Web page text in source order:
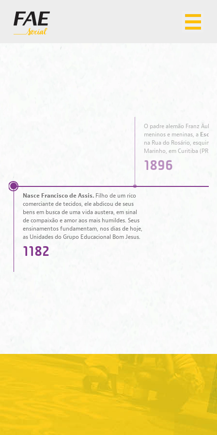
O padre alemão Franz
meninos e meninas, a
na Rua do Rosário, esquina
Marinho, em Curitiba (PR).
1896
Nasce Francisco de Assis.Filho de um rico
comerciante de tecidos, ele abdicou de seus
bens em busca de uma vida austera, em sinal
de compaixão e amor aos mais humildes. Seus
ensinamentos fundamentam, nos dias de hoje,
as Unidades do Grupo Educacional Bom Jesus.
1182